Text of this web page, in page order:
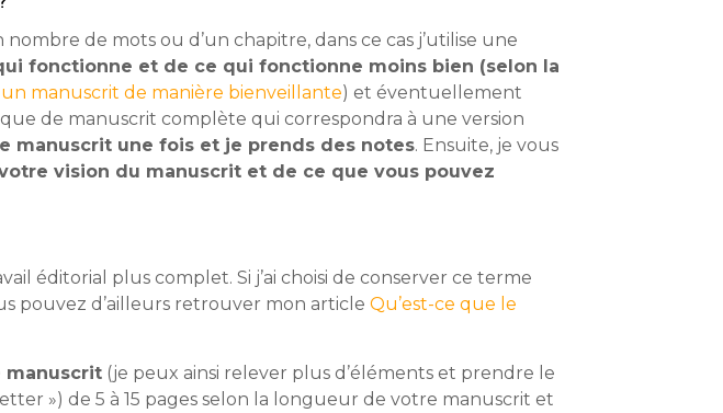
de mots ou d’un chapitre, dans ce cas j’utilise une
fonctionne et de ce qui fonctionne moins bien (selon la
manuscrit de manière bienveillante) et éventuellement
de manuscrit complète qui correspondra à une version
manuscrit une fois et je prends des notes. Ensuite, je vous
vision du manuscrit et de ce que vous pouvez
éditorial plus complet. Si j’ai choisi de conserver ce terme
pouvez d’ailleurs retrouver mon article Qu’est-ce que le
manuscrit(je peux ainsi relever plus d’éléments et prendre le
») de 5 à 15 pages selon la longueur de votre manuscrit et